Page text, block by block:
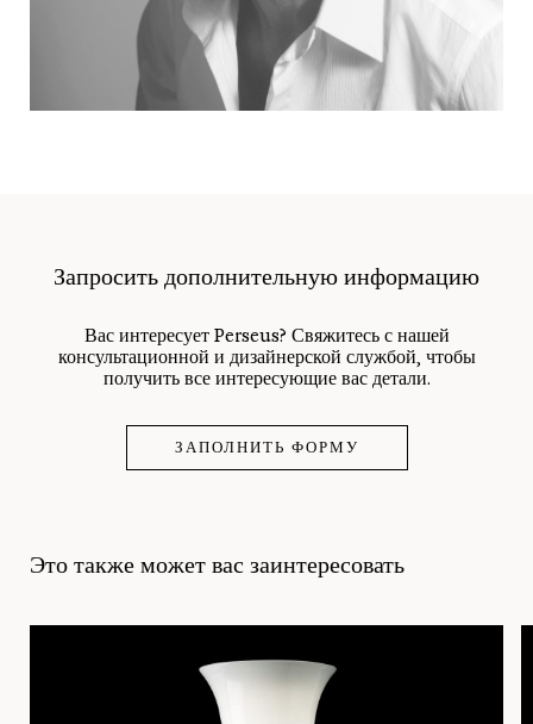
Запросить дополнительную информацию
Вас интересует Perseus? Свяжитесь с нашей
консультационной и дизайнерской службой, чтобы
получить все интересующие вас детали.
ЗАПОЛНИТЬ ФОРМУ
Это также может вас заинтересовать